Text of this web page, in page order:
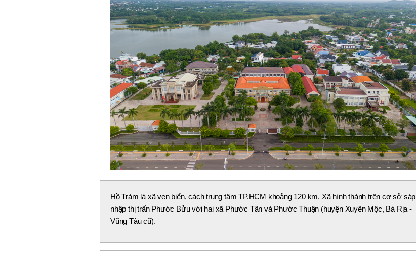
Hồ Tràm là xã ven biển, cách trung tâm TP.HCM khoảng 120 km. Xã hình thành trên cơ sở sáp
nhập thị trấn Phước Bửu với hai xã Phước Tân và Phước Thuận (huyện Xuyên Mộc, Bà Rịa -
Vũng Tàu cũ).